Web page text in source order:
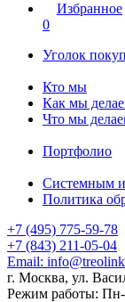
Избранное
0
Уголок
Кто мы
Как мы
Что мы
Портфолио
Системным
Политика
+7 (495) 775-59-78
+7 (843) 211-05-04
Email:
г. Москва, ул.
Режим работы: Пн-